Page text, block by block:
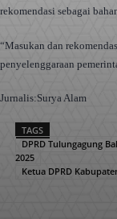
rekomendasi sebagai
“Masukan dan
penyelenggaraan
Jurnalis:Surya Alam
TAGS
DPRD Tulungagung
2025
Ketua DPRD